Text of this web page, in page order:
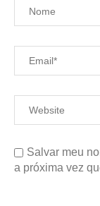
Salvar meu
a próxima vez